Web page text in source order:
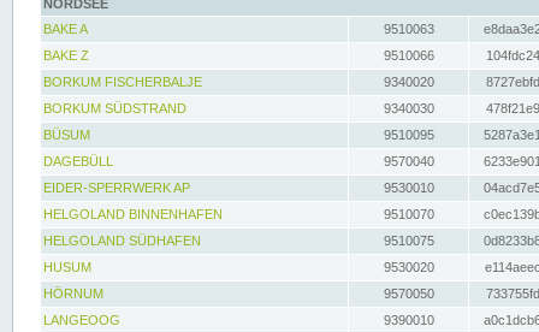
NORDSEE
BAKE A
9510063
BAKE Z
9510066
BORKUM FISCHERBALJE
9340020
BORKUM SÜDSTRAND
9340030
BÜSUM
9510095
DAGEBÜLL
9570040
EIDER-SPERRWERK AP
9530010
HELGOLAND BINNENHAFEN
9510070
HELGOLAND SÜDHAFEN
9510075
HUSUM
9530020
HÖRNUM
9570050
LANGEOOG
9390010